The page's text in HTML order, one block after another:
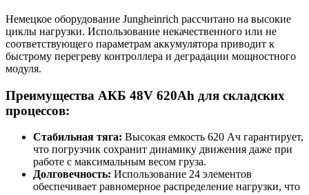
Немецкое оборудование Jungheinrich рассчитано на высокие
циклы нагрузки. Использование некачественного или не
соответствующего параметрам аккумулятора приводит к
быстрому перегреву контроллера и деградации мощностного
модуля.
Преимущества АКБ 48V 620Ah для складских
процессов:
Стабильная тяга: Высокая емкость 620 Ач гарантирует,
что погрузчик сохранит динамику движения даже при
работе с максимальным весом груза.
Долговечность: Использование 24 элементов
обеспечивает равномерное распределение нагрузки, что